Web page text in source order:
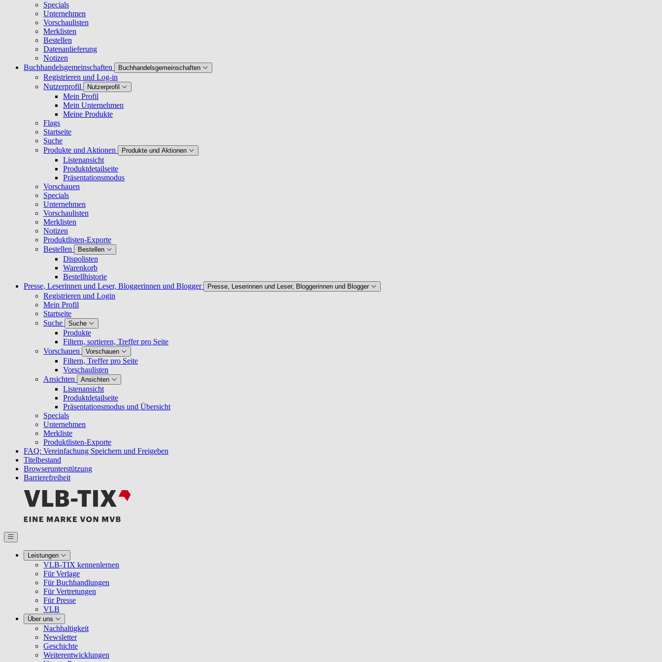
Specials
Unternehmen
Vorschaulisten
Merklisten
Bestellen
Datenanlieferung
Notizen
Buchhandelsgemeinschaften
Buchhandelsgemeinschaften
Registrieren und Log-in
Nutzerprofil
Nutzerprofil
Mein Profil
Mein Unternehmen
Meine Produkte
Flags
Startseite
Suche
Produkte und Aktionen
Produkte und Aktionen
Listenansicht
Produktdetailseite
Präsentationsmodus
Vorschauen
Specials
Unternehmen
Vorschaulisten
Merklisten
Notizen
Produktlisten-Exporte
Bestellen
Bestellen
Dispolisten
Warenkorb
Bestellhistorie
Presse, Leserinnen und Leser, Bloggerinnen und Blogger
Presse, Leserinnen und Leser, Bloggerinnen und Blogger
Registrieren und Login
Mein Profil
Startseite
Suche
Suche
Produkte
Filtern, sortieren, Treffer pro Seite
Vorschauen
Vorschauen
Filtern, Treffer pro Seite
Vorschaulisten
Ansichten
Ansichten
Listenansicht
Produktdetailseite
Präsentationsmodus und Übersicht
Specials
Unternehmen
Merkliste
Produktlisten-Exporte
FAQ: Vereinfachung Speichern und Freigeben
Titelbestand
Browserunterstützung
Barrierefreiheit
Leistungen
VLB-TIX kennenlernen
Für Verlage
Für Buchhandlungen
Für Vertretungen
Für Presse
VLB
Über uns
Nachhaltigkeit
Newsletter
Geschichte
Weiterentwicklungen